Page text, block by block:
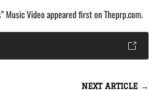
Music Video appeared first on Theprp.com.
NEXT ARTICLE →